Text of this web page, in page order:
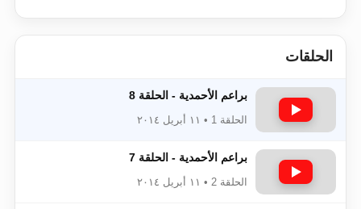
الحلقات
براعم الأحمدية - الحلقة 8
الحلقة 1 • ١١ أبريل ٢٠١٤
براعم الأحمدية - الحلقة 7
الحلقة 2 • ١١ أبريل ٢٠١٤